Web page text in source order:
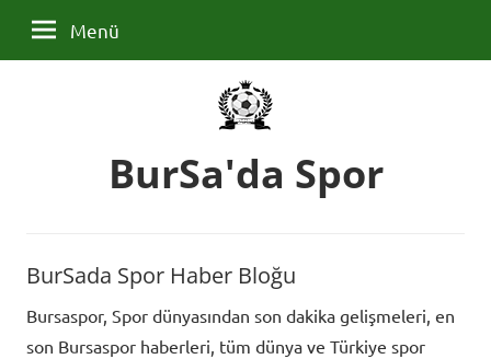
İçeriğe
Menü
BurSa'da Spor
ve
BurSada Spor Haber Bloğu
Bursaspor, Spor dünyasından son dakika gelişmeleri, en
son Bursaspor haberleri, tüm dünya ve Türkiye spor